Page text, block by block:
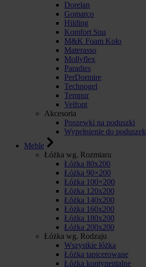
Dorelan
Gomarco
Hilding
Komfort Snu
M&K Foam Koło
Materasso
Mollyflex
Paradies
PerDormire
Technogel
Tempur
Velfont
Akcesoria
Poszewki na poduszki
Wypełnienie do poduszek
Meble
Łóżka wg. Rozmiaru
Łóżka 80x200
Łóżka 90×200
Łóżka 100×200
Łóżka 120x200
Łóżka 140x200
Łóżka 160x200
Łóżka 180x200
Łóżka 200x200
Łóżka wg. Rodzaju
Wszystkie łóżka
Łóżka tapicerowane
Łóżka kontynentalne